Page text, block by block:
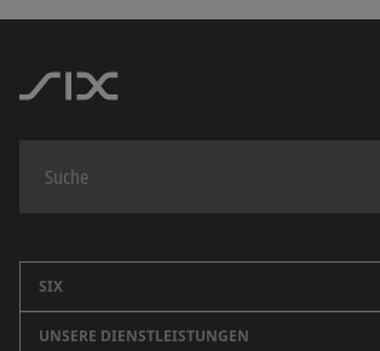
SIX
Unternehmen
UNSERE DIENSTLEISTUNGEN